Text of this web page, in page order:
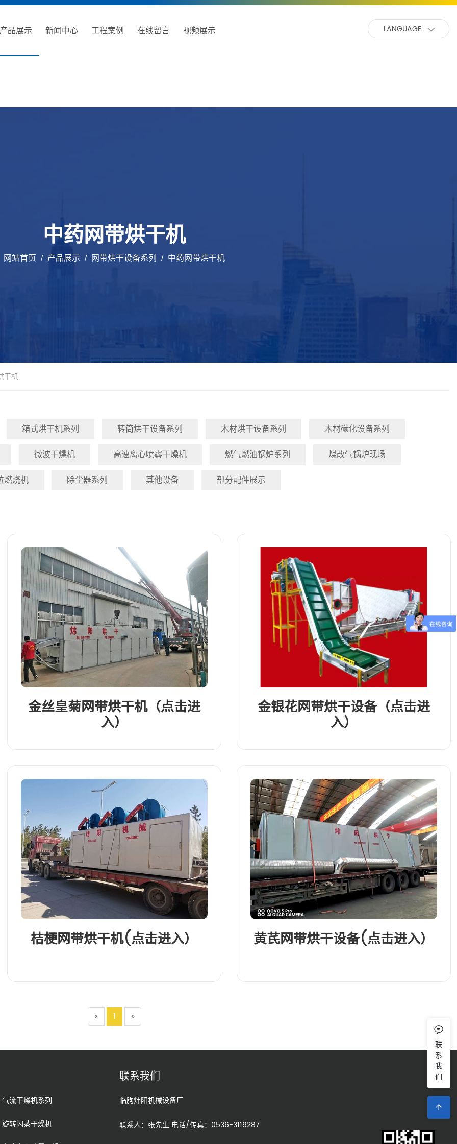
产品展示 新闻中心 工程案例 在线留言 视频展示
LANGUAGE
中药网带烘干机
网站首页 / 产品展示 / 网带烘干设备系列 / 中药网带烘干机
干机
箱式烘干机系列 转筒烘干设备系列 木材烘干设备系列
木材碳化设备系列
微波干燥机
高速离心喷雾干燥机 燃气燃油锅炉系列
煤改气锅炉现场
燃烧机
除尘器系列 其他设备 部分配件展示
金丝皇菊网带烘干机（点击进
入）
金银花网带烘干设备（点击进
入）
桔梗网带烘干机(点击进入） 黄芪网带烘干设备(点击进入）
« 1 »
气流干燥机系列
旋转闪蒸干燥机
联系我们
临朐炜阳机械设备厂
联系人：张先生 电话/传真：0536-3119287
联
系
我
们